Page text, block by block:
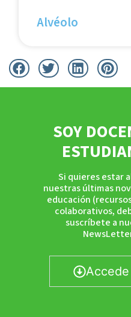
Alvéolo
SOY
Si quieres estar
nuestras últimas
educación
colaborativos,
suscríbete a